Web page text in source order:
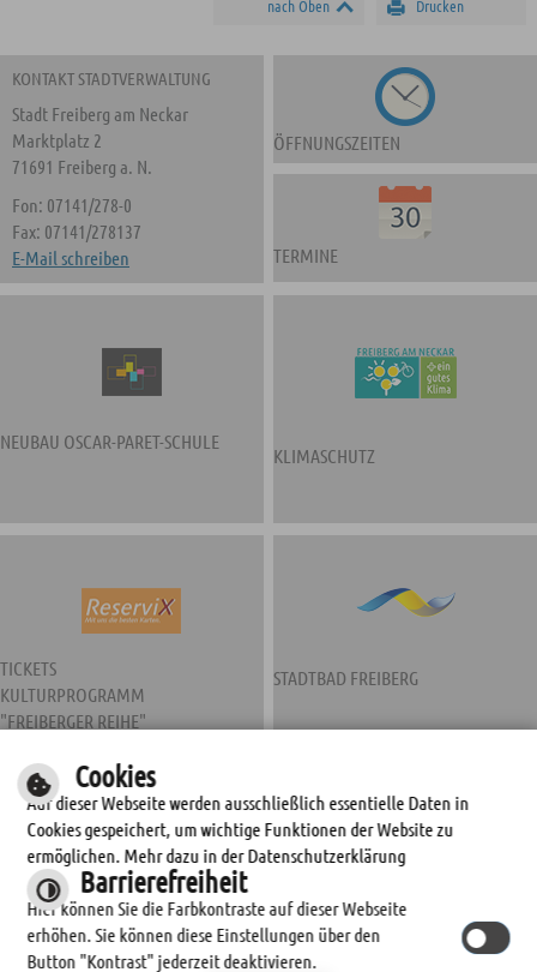
Drucken
nach Oben
KONTAKT STADTVERWALTUNG
Stadt Freiberg am Neckar
Marktplatz 2
71691 Freiberg a. N.
Fon: 07141/278-0
Fax: 07141/278137
E-Mail schreiben
ÖFFNUNGSZEITEN
TERMINE
NEUBAU OSCAR-PARET-SCHULE
KLIMASCHUTZ
TICKETS
KULTURPROGRAMM
"FREIBERGER REIHE"
STADTBAD FREIBERG
STADTWERKE FREIBERG
Cookies
Auf dieser Webseite werden ausschließlich essentielle Daten in
Cookies gespeichert, um wichtige Funktionen der Website zu
ermöglichen. Mehr dazu in der Datenschutzerklärung
Barrierefreiheit
Hier können Sie die Farbkontraste auf dieser Webseite
erhöhen. Sie können diese Einstellungen über den
Button "Kontrast" jederzeit deaktivieren.